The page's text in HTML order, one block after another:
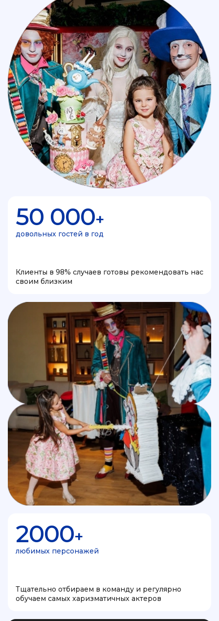
50 000+
довольных гостей в год
Клиенты в 98% случаев готовы рекомендовать нас
своим близким
2000+
любимых персонажей
Тщательно отбираем в команду и регулярно
обучаем самых харизматичных актеров